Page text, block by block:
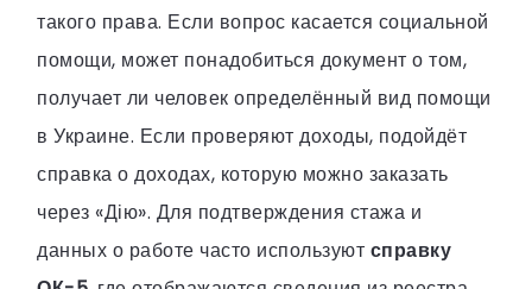
такого права. Если вопрос касается социальной
помощи, может понадобиться документ о том,
получает ли человек определённый вид помощи
в Украине. Если проверяют доходы, подойдёт
справка о доходах, которую можно заказать
через «Дію». Для подтверждения стажа и
данных о работе часто используют справку